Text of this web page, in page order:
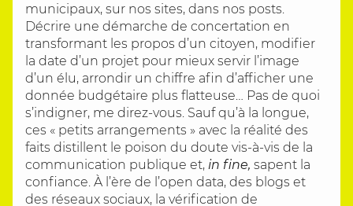
municipaux, sur nos sites, dans nos posts.
Décrire une démarche de concertation en
transformant les propos d’un citoyen, modifier
la date d’un projet pour mieux servir l’image
d’un élu, arrondir un chiffre afin d’afficher une
donnée budgétaire plus flatteuse… Pas de quoi
s’indigner, me direz-vous. Sauf qu’à la longue,
ces « petits arrangements » avec la réalité des
faits distillent le poison du doute vis-à-vis de la
communication publique et, in fine, sapent la
confiance. À l’ère de l’open data, des blogs et
des réseaux sociaux, la vérification de